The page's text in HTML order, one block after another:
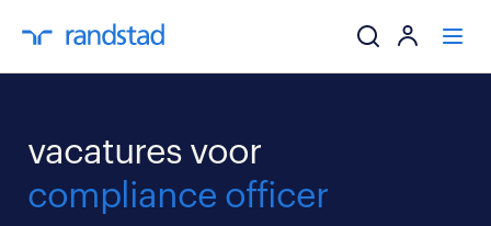
werkgevers
vacatures voor
compliance officer